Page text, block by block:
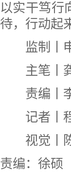
以实干笃行
待，行动起
监制丨
主笔丨龚
责编丨李
记者丨程
视觉丨陈
责编：徐硕